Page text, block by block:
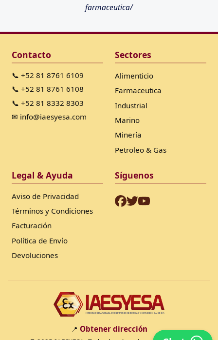
farmaceutica/
Contacto
📞 +52 81 8761 6109
📞 +52 81 8761 6108
📞 +52 81 8332 8303
✉ info@iaesyesa.com
Sectores
Alimenticio
Farmaceutica
Industrial
Marino
Minería
Petroleo & Gas
Legal & Ayuda
Aviso de Privacidad
Términos y Condiciones
Facturación
Política de Envío
Devoluciones
Síguenos
📍 Obtener dirección